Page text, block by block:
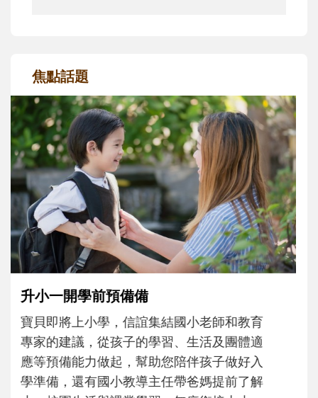
焦點話題
和孩子一起長大的那個男人│讀懂父親的
不同模樣
沒有人天生就擅長當爸爸！男人總是在一次
次「前所未有」的體驗中，跟著孩子一起長
大。從給予安全感的肢體遊戲，到獨立自